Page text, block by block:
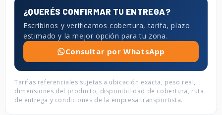
¿QUERÉS CONFIRMAR TU ENTREGA?
Escribinos y verificamos cobertura, tarifa, plazo
estimado y la mejor opción para tu zona.
Consultar por WhatsApp
Tarifas referenciales sujetas a ubicación exacta, peso real,
dimensiones del producto, disponibilidad de cobertura, ruta
de entrega y condiciones de la empresa transportista.